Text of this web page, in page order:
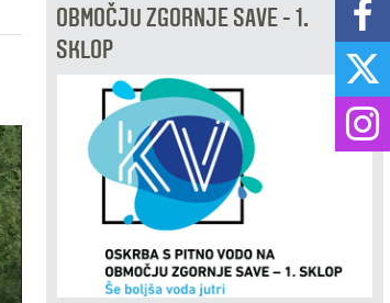
OBMOČJU ZGORNJE SAVE - 1.
SKLOP